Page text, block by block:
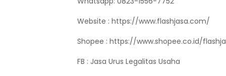
Website : https://www.flashjasa.com/
Shopee : https://www.shopee.co.id/
FB : Jasa Urus Legalitas Usaha